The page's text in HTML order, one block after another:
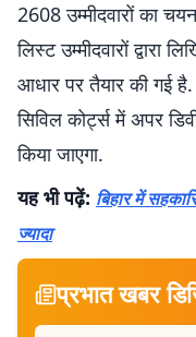
2608 उम्मीदवारों का
लिस्ट उम्मीदवारों द्वारा
आधार पर तैयार की गई है.
सिविल कोर्ट्स में अपर
किया जाएगा.
यह भी पढ़ें: बिहार में
ज्यादा
प्रभात खबर